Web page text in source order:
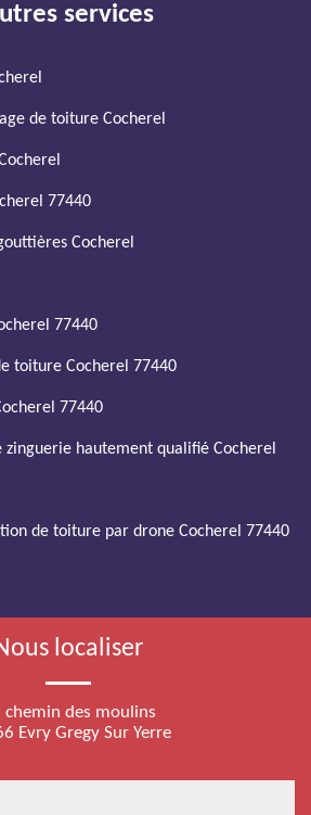
services
de toiture Cocherel
77440
Cocherel
77440
toiture Cocherel 77440
77440
hautement qualifié Cocherel
de toiture par drone Cocherel 77440
localiser
chemin des moulins
Evry Gregy Sur Yerre